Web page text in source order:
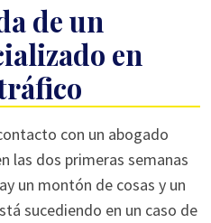
de un
en
con un abogado
las dos primeras semanas
un montón de cosas y un
sucediendo en un caso de